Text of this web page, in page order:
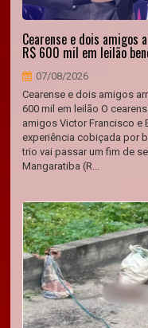
Cearense e dois amigos
R$ 600 mil em leilão
07/08/2026
Cearense e dois amigos
600 mil em leilão O
amigos Victor Francisco e
experiência cobiçada por
trio vai passar um fim de
Mangaratiba (R...